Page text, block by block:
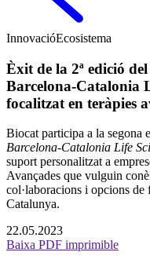
InnovacióEcosistema
Èxit de la 2ª edició
Barcelona-Catalonia
focalitzat en teràpies
Biocat participa a la segona
Barcelona-Catalonia Life
suport personalitzat a
Avançades que vulguin
col·laboracions i opcions
Catalunya.
22.05.2023
Baixa PDF imprimible